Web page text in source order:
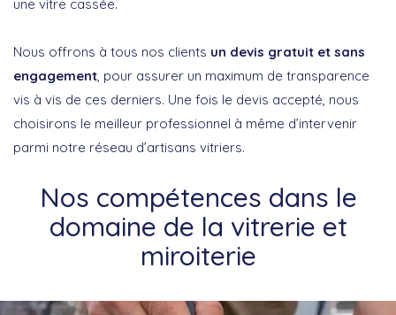
une vitre cassée.
Nous offrons à tous nos clients un devis gratuit et sans
engagement, pour assurer un maximum de transparence
vis à vis de ces derniers. Une fois le devis accepté, nous
choisirons le meilleur professionnel à même d’intervenir
parmi notre réseau d’artisans vitriers.
Nos compétences dans le
domaine de la vitrerie et
miroiterie